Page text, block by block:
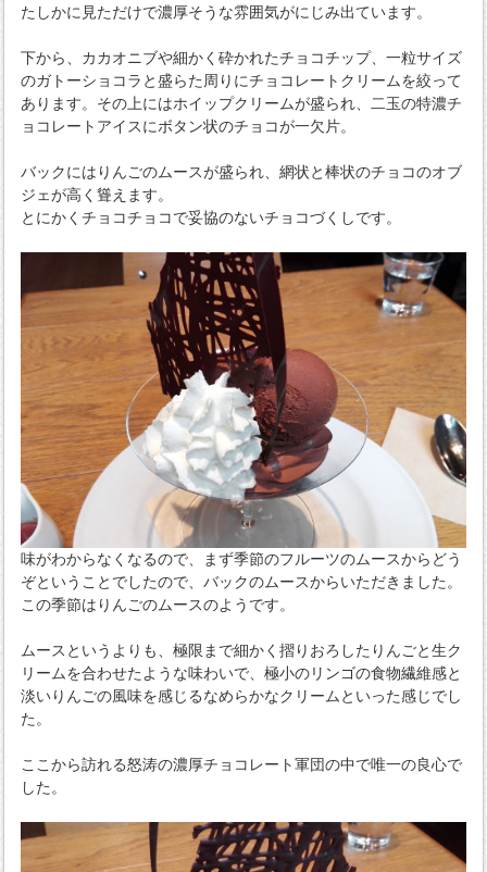
たしかに見ただけで濃厚そうな雰囲気がにじみ出ています。
下から、カカオニブや細かく砕かれたチョコチップ、一粒サイズ
のガトーショコラと盛らた周りにチョコレートクリームを絞って
あります。その上にはホイップクリームが盛られ、二玉の特濃チ
ョコレートアイスにボタン状のチョコが一欠片。
バックにはりんごのムースが盛られ、網状と棒状のチョコのオブ
ジェが高く聳えます。
とにかくチョコチョコで妥協のないチョコづくしです。
味がわからなくなるので、まず季節のフルーツのムースからどう
ぞということでしたので、バックのムースからいただきました。
この季節はりんごのムースのようです。
ムースというよりも、極限まで細かく摺りおろしたりんごと生ク
リームを合わせたような味わいで、極小のリンゴの食物繊維感と
淡いりんごの風味を感じるなめらかなクリームといった感じでし
た。
ここから訪れる怒涛の濃厚チョコレート軍団の中で唯一の良心で
した。